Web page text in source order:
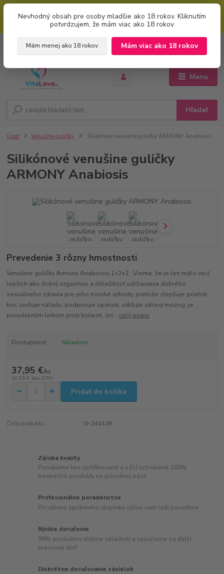
bez úvodzoviek). Zľavový kód zadajte v prvom kroku košíku zaškrtnutím
políčka: "mám zľavový kupón"
Nevhodný obsah pre osoby mladšie ako 18 rokov. Kliknutím
potvrdzujem, že mám viac ako 18 rokov
Mám menej ako 18 rokov Mám viac ako 18 rokov
Menu
Hľadať
+421 951 733 848
(Po-Pia, 8-16 hod.)
za
Úvod Venušine guličky Silikónové venušine guličky ARMONY Anabiosis
Silikónové venušine guličky
ARMONY Anabiosis
Prevedenie 3 rôzny hmostnosti
Venušine guličky Armony Anabiosis 1+2+2 Vieme, že je len málo vecí
lepších ako dobrý orgazmus a dôležitosť udržiavania dobrého
sexuálneho zdravia pre jeho mnohé výhody, pretože zlepšuje prietok
krvi, zvyšuje náladu, podporuje spánok, udržuje zdravý mozog, je
prirodzeným liekom proti bolesti, zni... celý popis
Dostupnosť Skladom
37,95 €/ks
30,85 € bez DPH
Pridať do košíka
Číslo produktu: D-241126
Záruka kvality
Ponúkame len certifikované a v EU schválené 100%
bezpečné produkty na prírodnej báze
Profesionálne poradenstvo
Pri výbere správneho doplnku výživy vám radi poradíme
Rýchle doručenie
99% produktov držíme skladom a zasielame na ďalší
pracovný deň
Diskrétne doručovanie zásielok